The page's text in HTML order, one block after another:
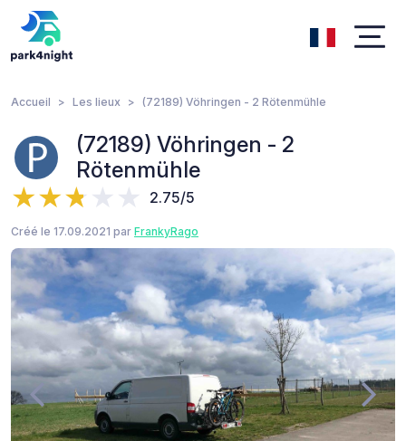
Accueil Les lieux (72189) Vöhringen - 2 Rötenmühle
(72189) Vöhringen - 2
Rötenmühle
2.75/5
Créé le 17.09.2021 par FrankyRago